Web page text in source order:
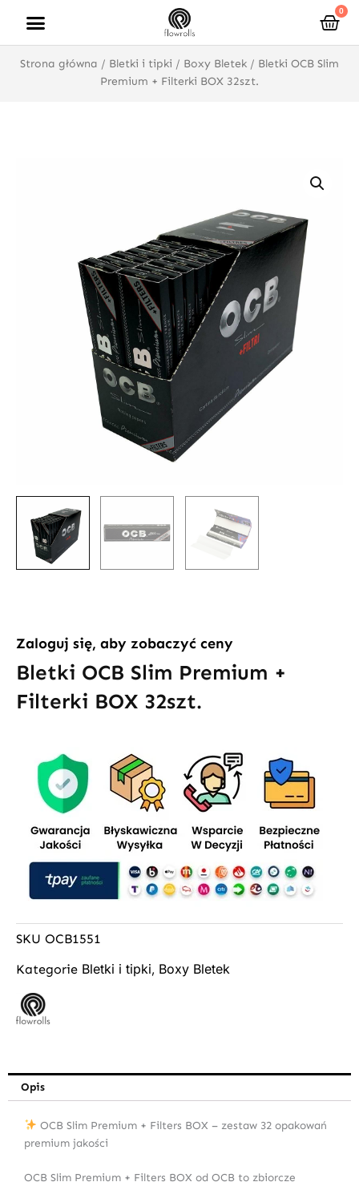
treści
0
Strona główna / Bletki i tipki / Boxy Bletek / Bletki OCB Slim
Premium + Filterki BOX 32szt.
Zaloguj się, aby zobaczyć ceny
Bletki OCB Slim Premium +
Filterki BOX 32szt.
SKU OCB1551
Kategorie Bletki i tipki, Boxy Bletek
Opis
OCB Slim Premium + Filters BOX – zestaw 32 opakowań
premium jakości
OCB Slim Premium + Filters BOX od OCB to zbiorcze